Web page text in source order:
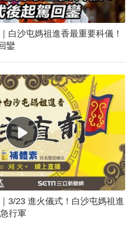
白沙屯媽祖進香最重要科儀！
鑾
3/23 進火儀式！白沙屯媽祖進
行軍